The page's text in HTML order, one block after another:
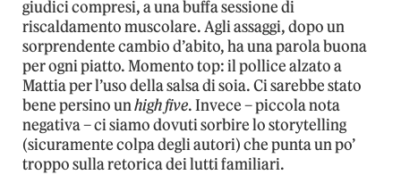
giudici compresi, a una buffa sessione di
riscaldamento muscolare. Agli assaggi, dopo un
sorprendente cambio d’abito, ha una parola buona
per ogni piatto. Momento top: il pollice alzato a
Mattia per l’uso della salsa di soia. Ci sarebbe stato
bene persino unhigh five. Invece – piccola nota
negativa – ci siamo dovuti sorbire lo storytelling
(sicuramente colpa degli autori) che punta un po’
troppo sulla retorica dei lutti familiari.